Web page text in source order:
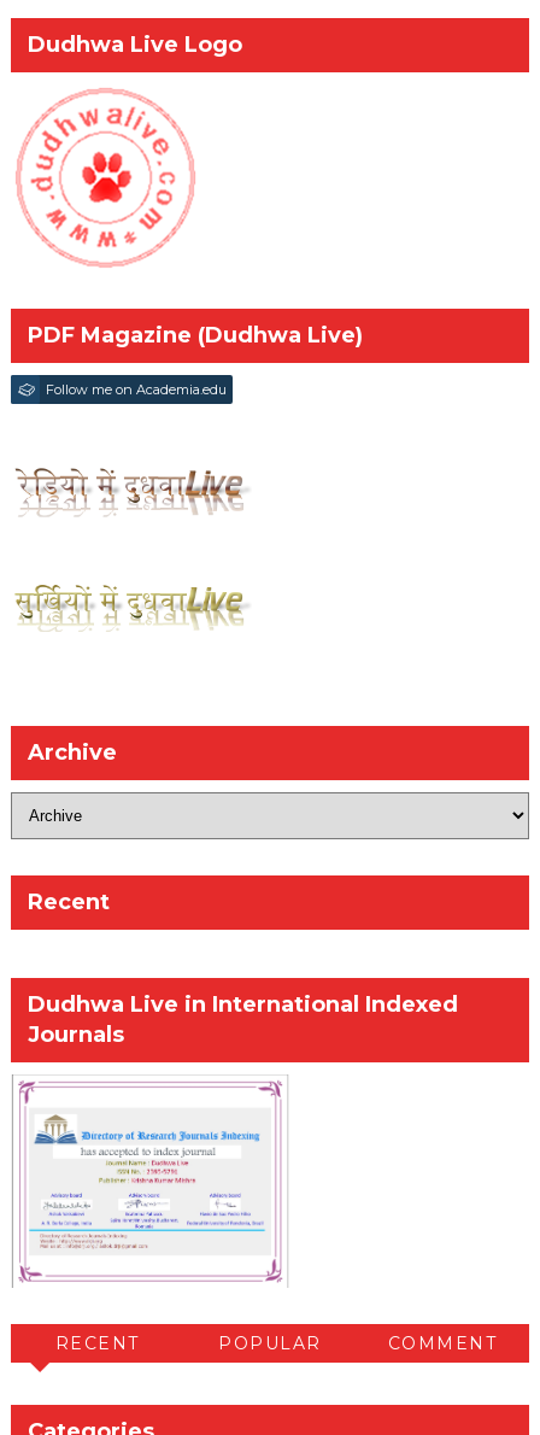
Dudhwa Live Logo
PDF Magazine (Dudhwa Live)
Follow me on Academia.edu
Archive
Recent
Dudhwa Live in International Indexed
Journals
RECENT POPULAR COMMENT